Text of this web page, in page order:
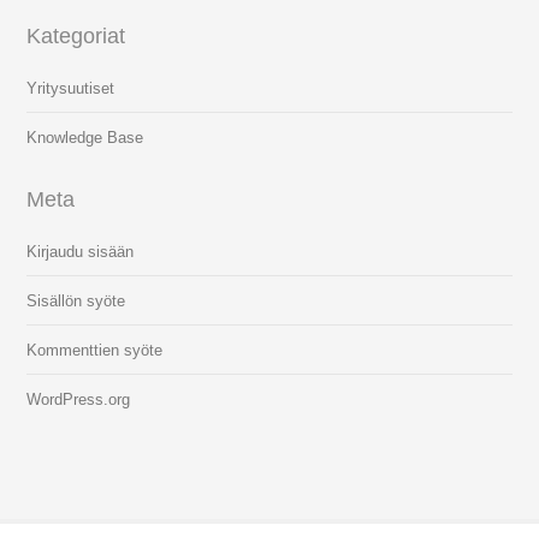
Kategoriat
Yritysuutiset
Knowledge Base
Meta
Kirjaudu sisään
Sisällön syöte
Kommenttien syöte
WordPress.org